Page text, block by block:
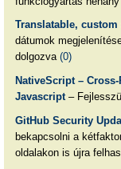
Translatable,
dátumok
dolgozva (0)
NativeScript –
Javascript–
GitHub Security
bekapcsolni a
oldalakon is újra